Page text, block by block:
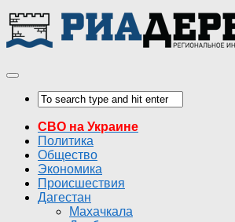
СВО на Украине
Политика
Общество
Экономика
Происшествия
Дагестан
Махачкала